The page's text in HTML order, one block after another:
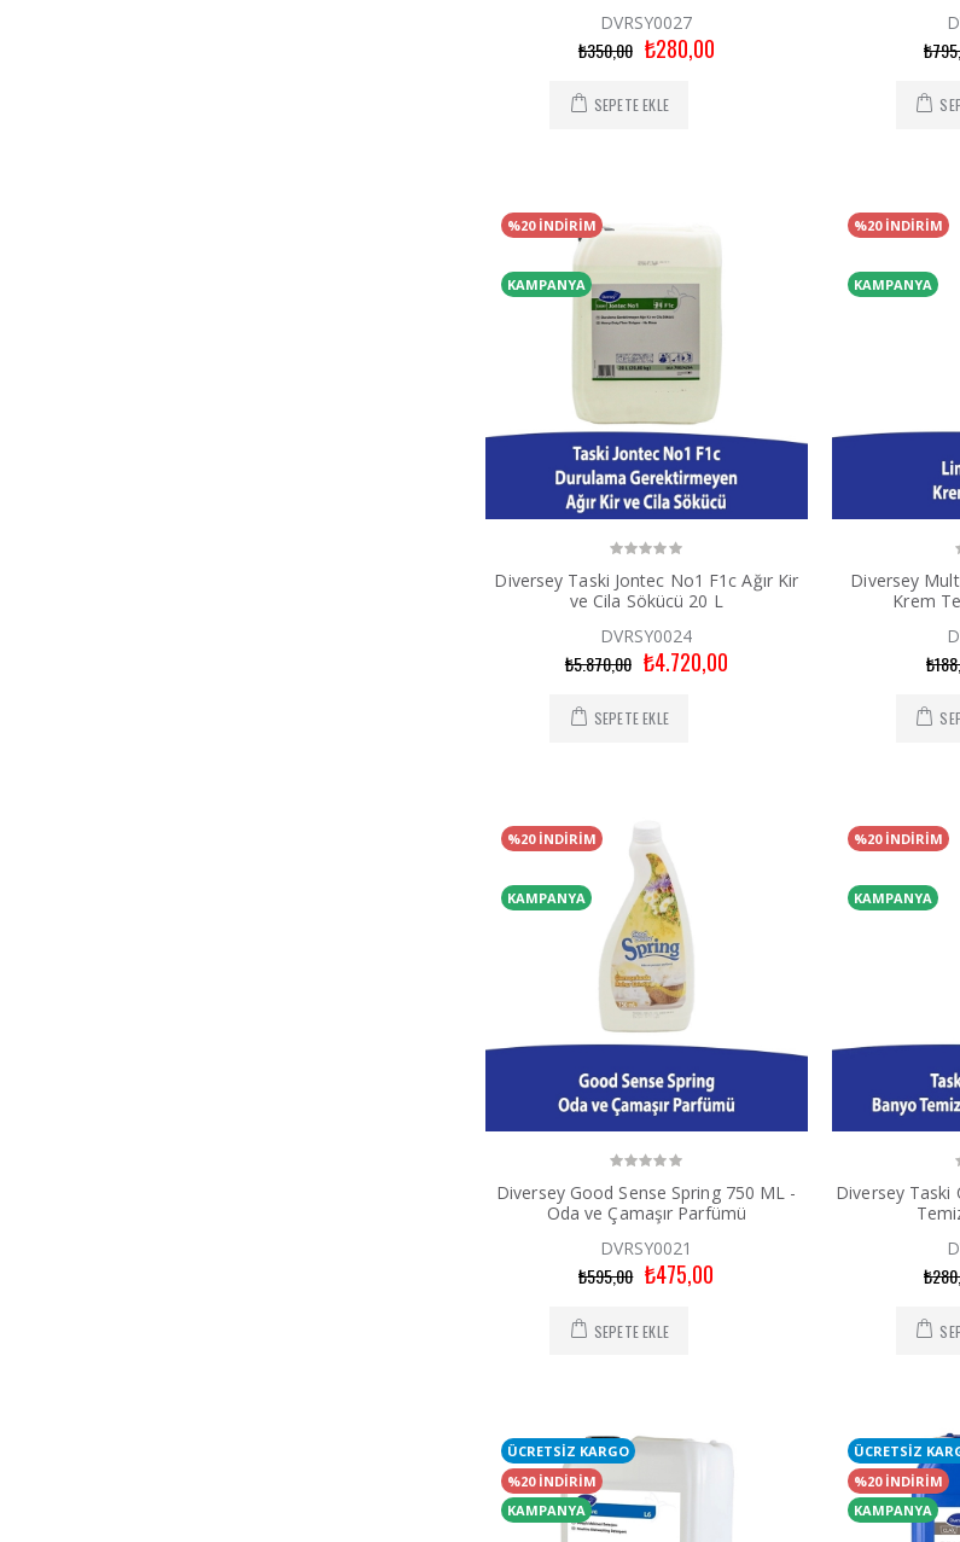
DVRSY0027
₺350,00 ₺280,00
SEPETE EKLE
%20 İNDİRİM
KAMPANYA
Diversey Taski Jontec No1 F1c Ağır Kir
ve Cila Sökücü 20 L
DVRSY0024
₺5.870,00 ₺4.720,00
SEPETE EKLE
%20 İNDİRİM
KAMPANYA
Diversey
Krem
%20 İNDİRİM
KAMPANYA
Diversey Good Sense Spring 750 ML -
Oda ve Çamaşır Parfümü
DVRSY0021
₺595,00 ₺475,00
SEPETE EKLE
%20 İNDİRİM
KAMPANYA
Diversey Taski
ÜCRETSİZ KARGO
%20 İNDİRİM
KAMPANYA
ÜCRETSİZ
%20 İNDİRİM
KAMPANYA